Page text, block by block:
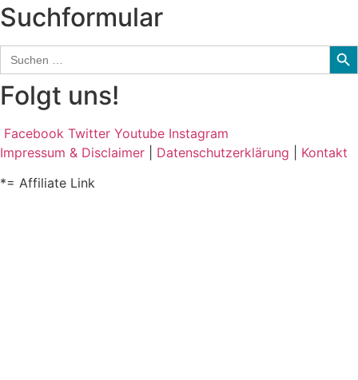
Suchformular
Search
for:
Folgt uns!
Facebook Twitter Youtube Instagram
Impressum & Disclaimer
Datenschutzerklärung
Kontakt
*= Affiliate Link